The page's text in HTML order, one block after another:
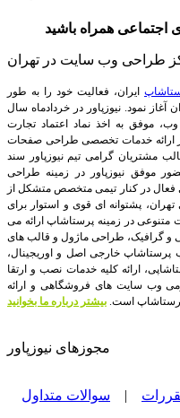
طراحی وب سایت در تهران
ایران، فعالیت خود را به طور
پرستاشاپ از سال 1390 در تهران آغاز نمود. نیوزپاور در خردادماه سال
موفق به اخذ نماد اعتماد تجارت
ارائه خدمات تخصصی طراحی صفحات
مشتریان گرامی تیم نیوزپاور سند
موفق نیوزپاور در زمینه طراحی
در کنار تیمی متخصص متشکل از
پشتوانه ای قوی و استوار برای
متنوعی در زمینه پرستاشاپ ارائه می
و گرافیک، طراحی ماژول و قالب های
پرستاشاپ خارجی اصل و اوریجینال،
ارائه کلیه خدمات نصب و ارتقا
وب سایت های فروشگاهی و ارائه
است. بیشتر درباره ما بخوانید
مجوزهای نیوزپاور
| سوالات متداول